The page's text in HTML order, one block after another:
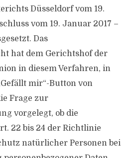
Düsseldorf vom 19.
vom 19. Januar 2017 –
Das
hat dem Gerichtshof der
in diesem Verfahren, in
mir“-Button von
Frage zur
vorgelegt, ob die
22 bis 24 der Richtlinie
natürlicher Personen bei